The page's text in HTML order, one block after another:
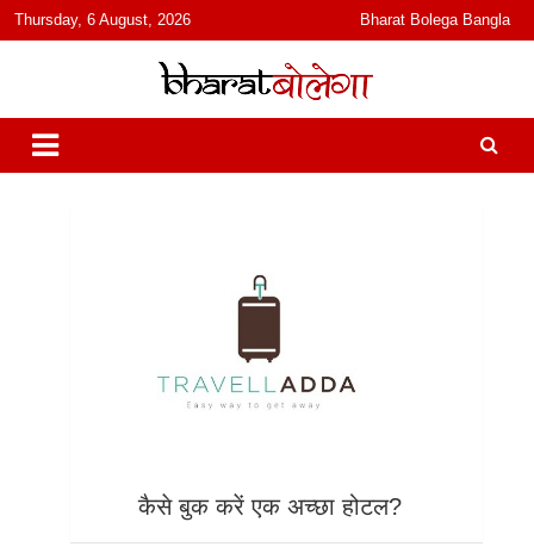
content
Thursday, 6 August, 2026 Bharat Bolega Bangla
भारत बोलेगा
हिंदी में समाचार, विचार, ऑडियो, वीडियो और फ़ीचर. भारत बोलेगा हिंदी न्यूज़ वेबसाइट
India: News, Views, Info, Trends & Podcast I जानकारी भी समझदारी भी
और पॉडकास्ट
कैसे बुक करें एक अच्छा होटल?